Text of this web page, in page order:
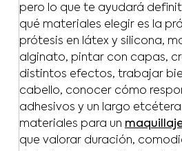
pero lo que te ayudará
qué materiales elegir es la
prótesis en látex y silicona,
alginato, pintar con capas,
distintos efectos, trabajar
cabello, conocer cómo
adhesivos y un largo
materiales para un
que valorar duración,